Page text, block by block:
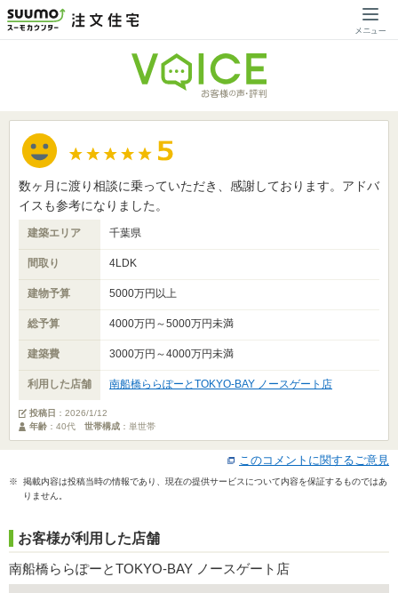
数ヶ月に渡り相談に乗っていただき、感謝しております。アドバ
イスも参考になりました。
建築エリア 千葉県
間取り 4LDK
建物予算 5000万円以上
総予算 4000万円～5000万円未満
建築費 3000万円～4000万円未満
利用した店舗 南船橋ららぽーとTOKYO-BAY ノースゲート店
投稿日 ： 2026/1/12
年齢 ：40代 世帯構成 ：単世帯
このコメントに関するご意見
※ 掲載内容は投稿当時の情報であり、現在の提供サービスについて内容を保証するものではあ
りません。
お客様が利用した店舗
南船橋ららぽーとTOKYO-BAY ノースゲート店